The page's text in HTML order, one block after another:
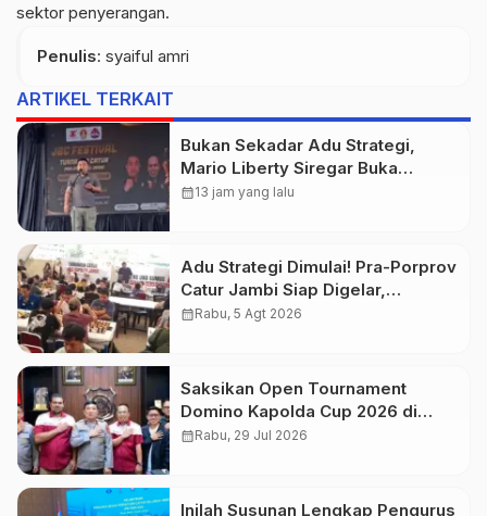
sektor penyerangan.
Penulis: syaiful amri
ARTIKEL TERKAIT
Bukan Sekadar Adu Strategi,
Mario Liberty Siregar Buka
Praporprov Catur Jambi
calendar_month13 jam yang lalu
Adu Strategi Dimulai! Pra-Porprov
Catur Jambi Siap Digelar,
Libatkan 72 Atlet
calendar_monthRabu, 5 Agt 2026
Saksikan Open Tournament
Domino Kapolda Cup 2026 di
Paviliun JBC Jambi
calendar_monthRabu, 29 Jul 2026
Inilah Susunan Lengkap Pengurus